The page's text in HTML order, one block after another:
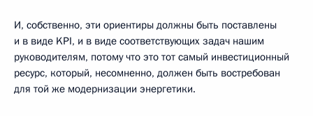
И, собственно, эти ориентиры должны быть поставлены
и в виде KPI, и в виде соответствующих задач нашим
руководителям, потому что это тот самый инвестиционный
ресурс, который, несомненно, должен быть востребован
для той же модернизации энергетики.